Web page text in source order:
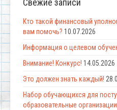
Свежие записи
Кто такой финансовый
вам помочь? 10.07.2026
Информация о целевом
Внимание! Конкурс! 14.05.2026
Это должен знать каждый!
Набор обучающихся для
образовательные